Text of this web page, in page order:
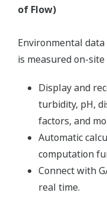
of Flow)
Environmental
is measured on-
Display and
turbidity, pH,
factors, and
Automatic
computation
Connect with
real time.